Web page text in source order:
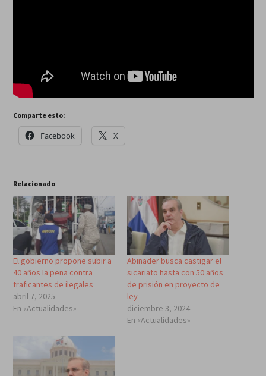
Comparte esto:
Facebook X
Relacionado
El gobierno propone subir a
40 años la pena contra
traficantes de ilegales
abril 7, 2025
En «Actualidades»
Abinader busca castigar el
sicariato hasta con 50 años
de prisión en proyecto de
ley
diciembre 3, 2024
En «Actualidades»